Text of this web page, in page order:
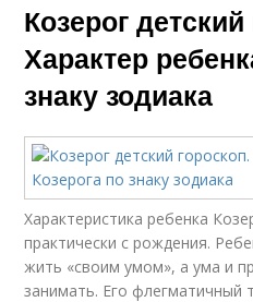
Гороскоп для знака
Козерог
Характер
знаку зодиака
Характеристика ребенка
практически с рождения.
жить «своим умом», а ума и
занимать. Его флегматичный